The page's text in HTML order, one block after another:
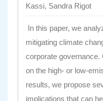
Kassi, Sandra Rigot
In this paper, we
mitigating climate
corporate governance.
on the high- or low-
results, we propose
implications that can